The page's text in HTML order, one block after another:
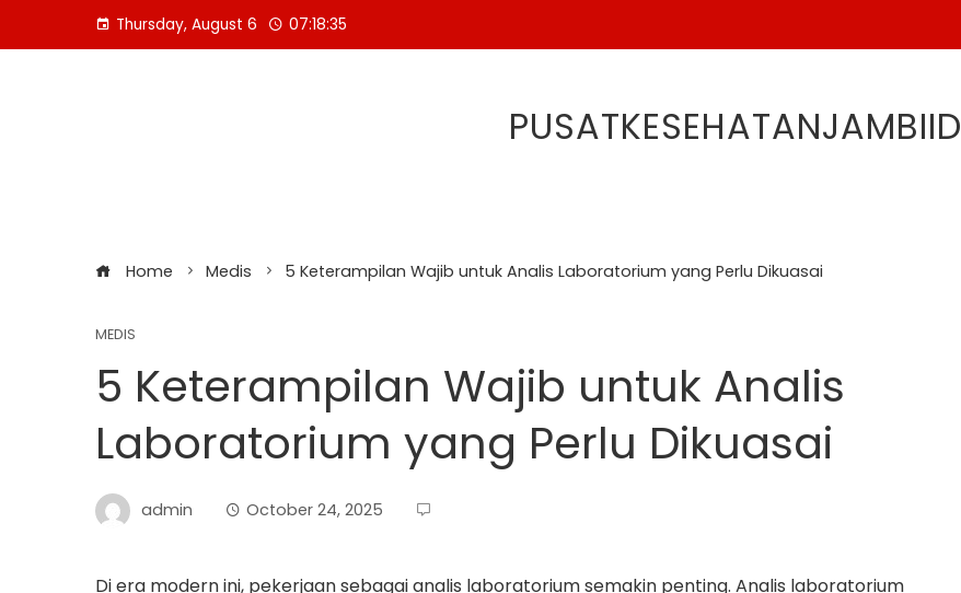
Thursday, August 6 07:18:36
PUSATKESEHATANJAMBIID
Home Medis 5 Keterampilan Wajib untuk Analis Laboratorium yang Perlu Dikuasai
MEDIS
5 Keterampilan Wajib untuk Analis
Laboratorium yang Perlu Dikuasai
admin October 24, 2025
Di era modern ini, pekerjaan sebagai analis laboratorium semakin penting. Analis laboratorium